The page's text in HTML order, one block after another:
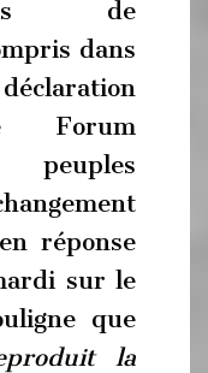
de
dans
Forum
peuples
réponse
sur le
que
la